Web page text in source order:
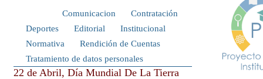
Comunicacion
Contratación
Deportes
Editorial
Institucional
Normativa
Rendición de Cuentas
Tratamiento de datos personales
22 de Abril, Día Mundial De La Tierra